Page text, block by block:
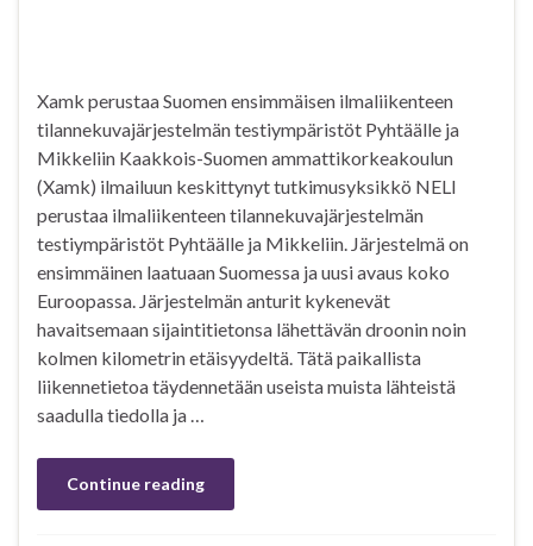
Xamk perustaa Suomen ensimmäisen ilmaliikenteen
tilannekuvajärjestelmän testiympäristöt Pyhtäälle ja
Mikkeliin Kaakkois-Suomen ammattikorkeakoulun
(Xamk) ilmailuun keskittynyt tutkimusyksikkö NELI
perustaa ilmaliikenteen tilannekuvajärjestelmän
testiympäristöt Pyhtäälle ja Mikkeliin. Järjestelmä on
ensimmäinen laatuaan Suomessa ja uusi avaus koko
Euroopassa. Järjestelmän anturit kykenevät
havaitsemaan sijaintitietonsa lähettävän droonin noin
kolmen kilometrin etäisyydeltä. Tätä paikallista
liikennetietoa täydennetään useista muista lähteistä
saadulla tiedolla ja …
Continue reading